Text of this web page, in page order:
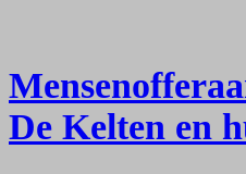
De Kelten en